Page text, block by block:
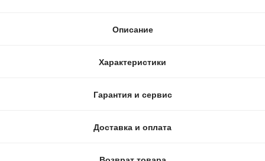
Описание
Характеристики
Гарантия и сервис
Доставка и оплата